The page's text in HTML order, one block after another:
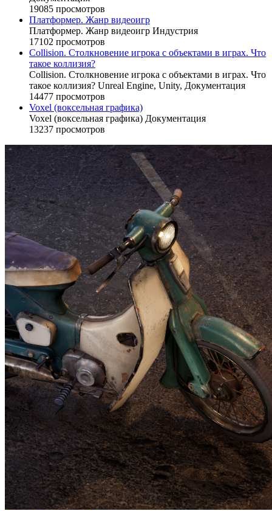
19085 просмотров
Платформер. Жанр видеоигр
Платформер. Жанр видеоигр Индустрия
17102 просмотров
Collision. Столкновение игрока с объектами в играх. Что
такое коллизия?
Collision. Столкновение игрока с объектами в играх. Что
такое коллизия? Unreal Engine, Unity, Документация
14477 просмотров
Voxel (воксельная графика)
Voxel (воксельная графика) Документация
13237 просмотров